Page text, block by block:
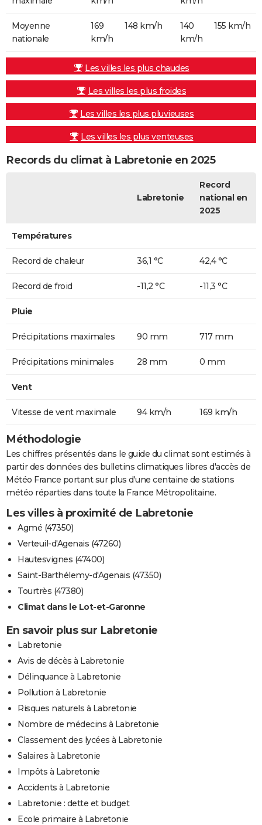
Moyenne
nationale
169
km/h
148 km/h
140
km/h
155 km/h
Les villes les plus chaudes
Les villes les plus froides
Les villes les plus pluvieuses
Les villes les plus venteuses
Records du climat à Labretonie en 2025
Labretonie
Record
national en
2025
Températures
Record de chaleur 36,1 °C 42,4 °C
Record de froid -11,2 °C -11,3 °C
Pluie
Précipitations maximales 90 mm 717 mm
Précipitations minimales 28 mm 0 mm
Vent
Vitesse de vent maximale 94 km/h 169 km/h
Méthodologie
Les chiffres présentés dans le guide du climat sont estimés à
partir des données des bulletins climatiques libres d'accès de
Météo France portant sur plus d'une centaine de stations
météo réparties dans toute la France Métropolitaine.
Les villes à proximité de Labretonie
Agmé (47350)
Verteuil-d'Agenais (47260)
Hautesvignes (47400)
Saint-Barthélemy-d'Agenais (47350)
Tourtrès (47380)
Climat dans le Lot-et-Garonne
En savoir plus sur Labretonie
Labretonie
Avis de décès à Labretonie
Délinquance à Labretonie
Pollution à Labretonie
Risques naturels à Labretonie
Nombre de médecins à Labretonie
Classement des lycées à Labretonie
Salaires à Labretonie
Impôts à Labretonie
Accidents à Labretonie
Labretonie : dette et budget
Ecole primaire à Labretonie